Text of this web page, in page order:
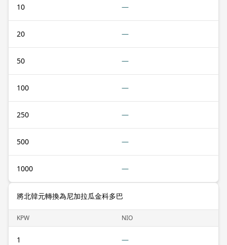
10 —
20 —
50 —
100 —
250 —
500 —
1000 —
將北韓元轉換為尼加拉瓜金科多巴
KPW NIO
1 —